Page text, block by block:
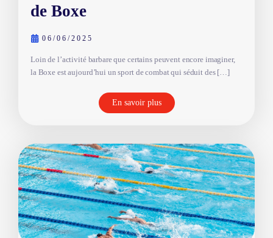
de Boxe
06/06/2025
Loin de l’activité barbare que certains peuvent encore imaginer,
la Boxe est aujourd’hui un sport de combat qui séduit des […]
En savoir plus